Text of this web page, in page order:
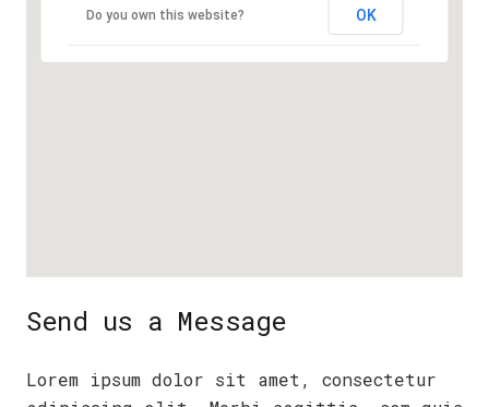
Do you own this website? OK
Send us a Message
Lorem ipsum dolor sit amet, consectetur